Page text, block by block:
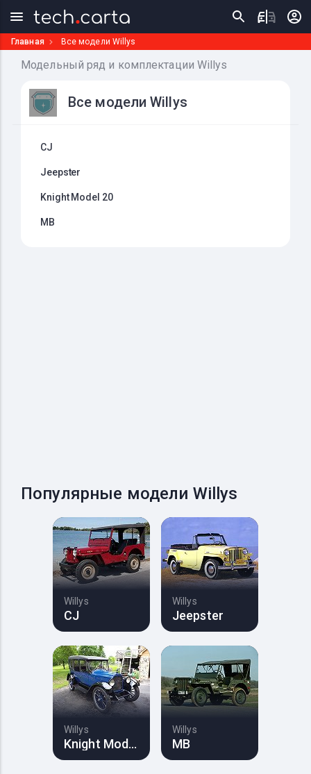
Главная Все модели Willys
Модельный ряд и комплектации Willys
Все модели Willys
CJ
Jeepster
Knight Model 20
MB
Популярные модели Willys
Willys
CJ
Willys
Jeepster
Willys
Knight Model 20
Willys
MB